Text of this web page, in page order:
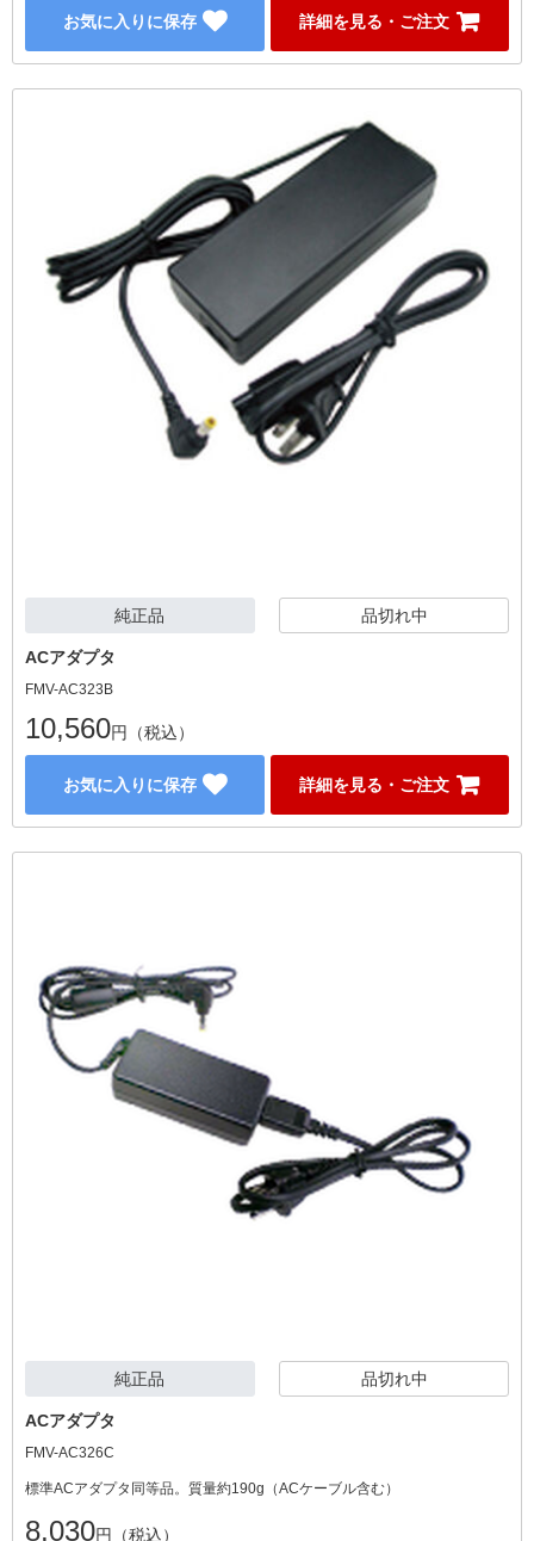
お気に入りに保存 詳細を見る・ご注文
純正品 品切れ中
ACアダプタ
FMV-AC323B
10,560円（税込）
お気に入りに保存 詳細を見る・ご注文
純正品 品切れ中
ACアダプタ
FMV-AC326C
標準ACアダプタ同等品。質量約190g（ACケーブル含む）
8,030円（税込）